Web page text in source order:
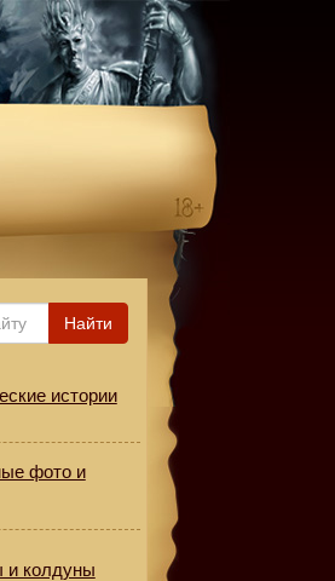
Найти
истории
фото и
и колдуны